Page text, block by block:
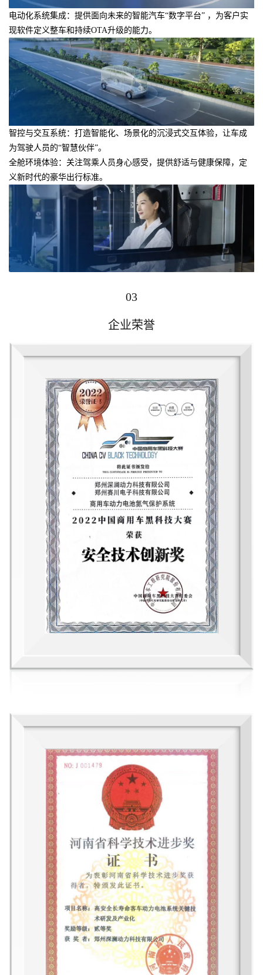
电动化系统集成：提供面向未来的智能汽车“数字平台” ，为客户实
现软件定义整车和持续OTA升级的能力。
智控与交互系统：打造智能化、场景化的沉浸式交互体验，让车成
为驾驶人员的“智慧伙伴”。
全舱环境体验：关注驾乘人员身心感受，提供舒适与健康保障，定
义新时代的豪华出行标准。
03
企业荣誉